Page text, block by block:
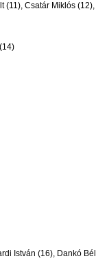
(11), Csatár Miklós
István (16), Dankó